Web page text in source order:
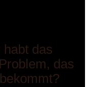
habt das
das